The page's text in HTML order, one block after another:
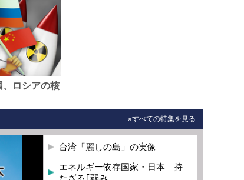
、ロシアの核
»すべての特集を見る
台湾「麗しの島」の実像
エネルギー依存国家・日本 持
たざる｢弱み…